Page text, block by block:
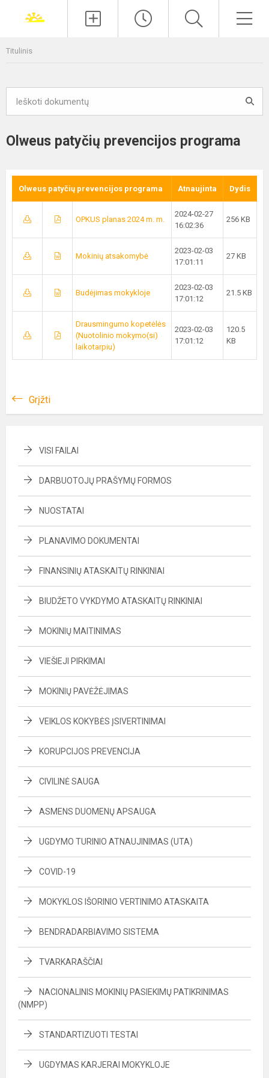
Titulinis
Olweus patyčių prevencijos programa
Olweus patyčių prevencijos programa Atnaujinta Dydis
OPKUS planas 2024 m. m.
2024-02-27
16:02:36
256 KB
Mokinių atsakomybė
2023-02-03
17:01:11
27 KB
Budėjimas mokykloje
2023-02-03
17:01:12
21.5 KB
Drausmingumo kopetėlės
(Nuotolinio mokymo(si)
laikotarpiu)
2023-02-03
17:01:12
120.5
KB
Grįžti
VISI FAILAI
DARBUOTOJŲ PRAŠYMŲ FORMOS
NUOSTATAI
PLANAVIMO DOKUMENTAI
FINANSINIŲ ATASKAITŲ RINKINIAI
BIUDŽETO VYKDYMO ATASKAITŲ RINKINIAI
MOKINIŲ MAITINIMAS
VIEŠIEJI PIRKIMAI
MOKINIŲ PAVĖŽĖJIMAS
VEIKLOS KOKYBĖS ĮSIVERTINIMAI
KORUPCIJOS PREVENCIJA
CIVILINĖ SAUGA
ASMENS DUOMENŲ APSAUGA
UGDYMO TURINIO ATNAUJINIMAS (UTA)
COVID-19
MOKYKLOS IŠORINIO VERTINIMO ATASKAITA
BENDRADARBIAVIMO SISTEMA
TVARKARAŠČIAI
NACIONALINIS MOKINIŲ PASIEKIMŲ PATIKRINIMAS
(NMPP)
STANDARTIZUOTI TESTAI
UGDYMAS KARJERAI MOKYKLOJE